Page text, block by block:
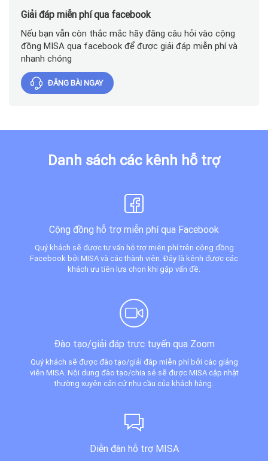
Giải đáp miễn phí qua facebook
Nếu bạn vẫn còn thắc mắc hãy đăng câu hỏi vào cộng
đồng MISA qua facebook để được giải đáp miễn phí và
nhanh chóng
ĐĂNG BÀI NGAY
Danh sách các kênh hỗ trợ
Cộng đồng hỗ trợ miễn phí qua Facebook
Quý khách sẽ được tư vấn hỗ trợ miễn phí trên cộng đồng
Facebook bởi MISA và các thành viên. Đây là kênh được các
khách ưu tiên lựa chọn khi gặp vấn đề.
Đào tạo/giải đáp trực tuyến qua Zoom
Quý khách sẽ được đào tạo/giải đáp miễn phí bởi các giảng
viên MISA. Nội dung đào tạo/chia sẻ sẽ được MISA cập nhật
thường xuyên căn cứ nhu cầu của khách hàng.
Diễn đàn hỗ trợ MISA